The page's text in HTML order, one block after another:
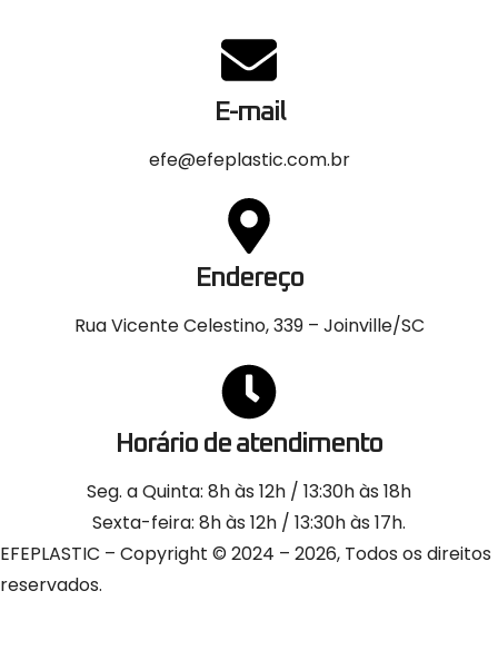
E-mail
efe@efeplastic.com.br
Endereço
Rua Vicente Celestino, 339 – Joinville/SC
Horário de atendimento
Seg. a Quinta: 8h às 12h / 13:30h às 18h
Sexta-feira: 8h às 12h / 13:30h às 17h.
EFEPLASTIC – Copyright © 2024 – 2026, Todos os direitos
reservados.